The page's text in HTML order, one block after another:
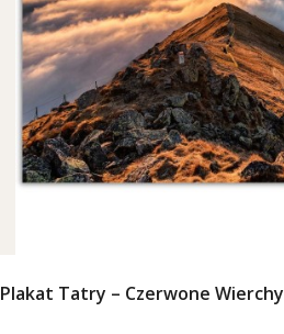
Plakat Tatry – Czerwone Wierchy